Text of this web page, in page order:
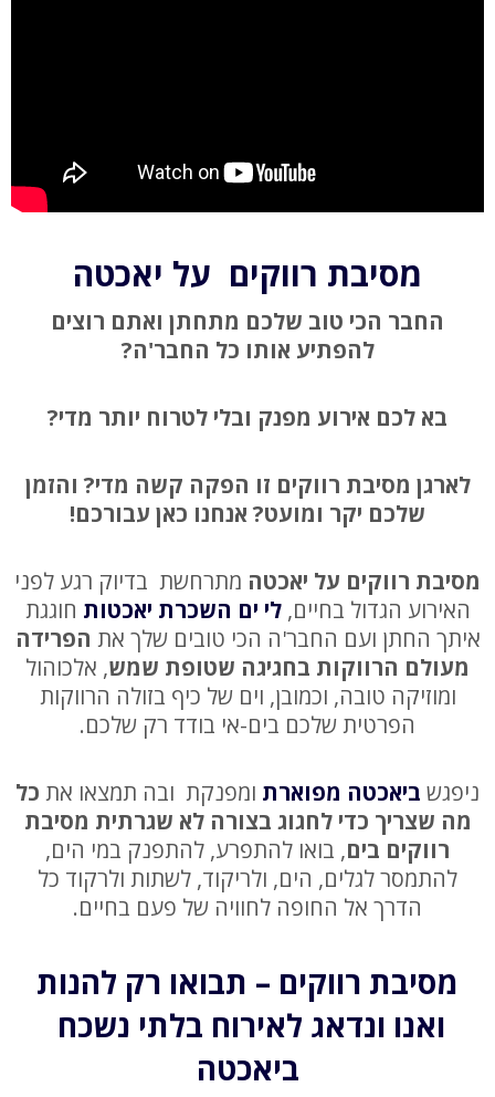
מסיבת רווקים על יאכטה
החבר הכי טוב שלכם מתחתן ואתם רוצים
להפתיע אותו כל החבר'ה?
בא לכם אירוע מפנק ובלי לטרוח יותר מדי?
לארגן מסיבת רווקים זו הפקה קשה מדי? והזמן
שלכם יקר ומועט? אנחנו כאן עבורכם!
מסיבת רווקים על יאכטה מתרחשת בדיוק רגע לפני
האירוע הגדול בחיים,לי ים השכרת יאכטות חוגגת
איתך החתן ועם החבר'ה הכי טובים שלך את הפרידה
מעולם הרווקות בחגיגה שטופת שמש, אלכוהול
ומוזיקה טובה, וכמובן, וים של כיף בזולה הרווקות
הפרטית שלכם בים-אי בודד רק שלכם.
ניפגש ביאכטה מפוארת ומפנקת ובה תמצאו את כל
מה שצריך כדי לחגוג בצורה לא שגרתית מסיבת
רווקים בים, בואו להתפרע, להתפנק במי הים,
להתמסר לגלים, הים, ולריקוד, לשתות ולרקוד כל
הדרך אל החופה לחוויה של פעם בחיים.
מסיבת רווקים – תבואו רק להנות
ואנו ונדאג לאירוח בלתי נשכח
ביאכטה